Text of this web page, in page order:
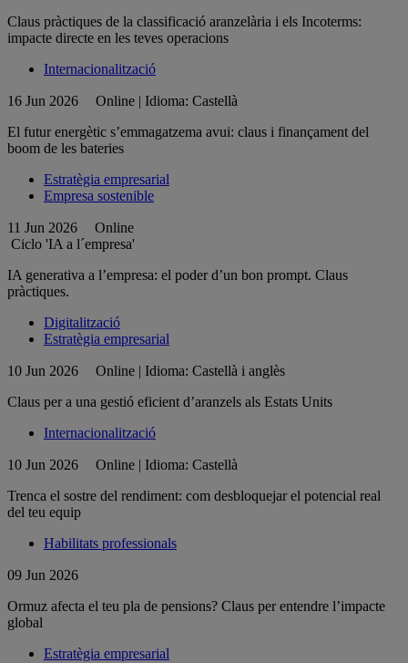
Claus pràctiques de la classificació aranzelària i els Incoterms:
impacte directe en les teves operacions
Internacionalització
16 Jun 2026
Online | Idioma: Castellà
El futur energètic s’emmagatzema avui: claus i finançament del
boom de les bateries
Estratègia empresarial
Empresa sostenible
11 Jun 2026
Online
Ciclo 'IA a l´empresa'
IA generativa a l’empresa: el poder d’un bon prompt. Claus
pràctiques.
Digitalització
Estratègia empresarial
10 Jun 2026
Online | Idioma: Castellà i anglès
Claus per a una gestió eficient d’aranzels als Estats Units
Internacionalització
10 Jun 2026
Online | Idioma: Castellà
Trenca el sostre del rendiment: com desbloquejar el potencial real
del teu equip
Habilitats professionals
09 Jun 2026
Ormuz afecta el teu pla de pensions? Claus per entendre l’impacte
global
Estratègia empresarial